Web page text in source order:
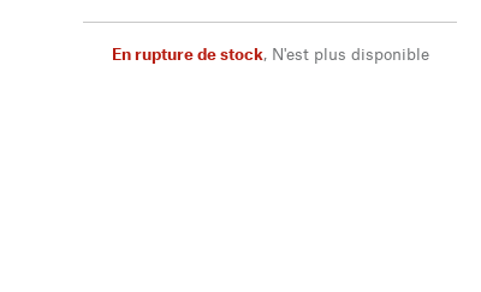
En rupture de stock, N'est plus disponible